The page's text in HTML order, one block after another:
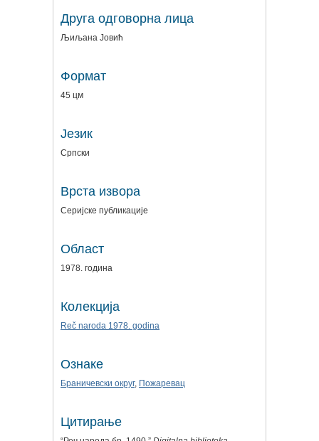
Друга одговорна лица
Љиљана Јовић
Формат
45 цм
Језик
Српски
Врста извора
Серијске публикације
Област
1978. година
Колекција
Reč naroda 1978. godina
Ознаке
Браничевски округ, Пожаревац
Цитирање